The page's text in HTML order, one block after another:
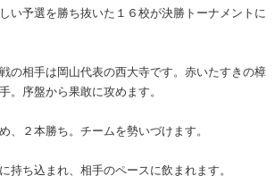
い予選を勝ち抜いた１６校が決勝トーナメントに
の相手は岡山代表の西大寺です。赤いたすきの樟
。序盤から果敢に攻めます。
、２本勝ち。チームを勢いづけます。
持ち込まれ、相手のペースに飲まれます。